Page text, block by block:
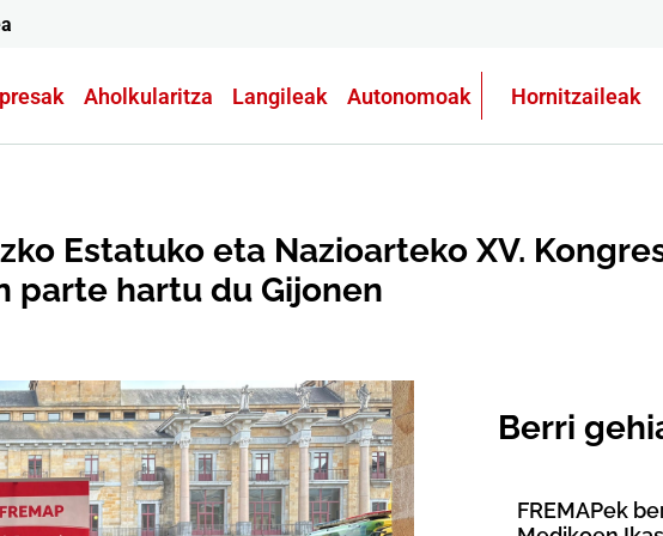
Aholkularitza Langileak Autonomoak Hornitzaileak
Estatuko eta Nazioarteko XV.
parte hartu du Gijonen
Berri
FREMAPek